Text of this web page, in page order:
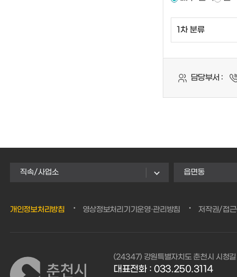
담당부서 :
직속/사업소 읍면동
개인정보처리방침 영상정보처리기기운영·관리방침 저작권/접
(24347) 강원특별자치도 춘천시 시청길
대표전화 : 033.250.3114